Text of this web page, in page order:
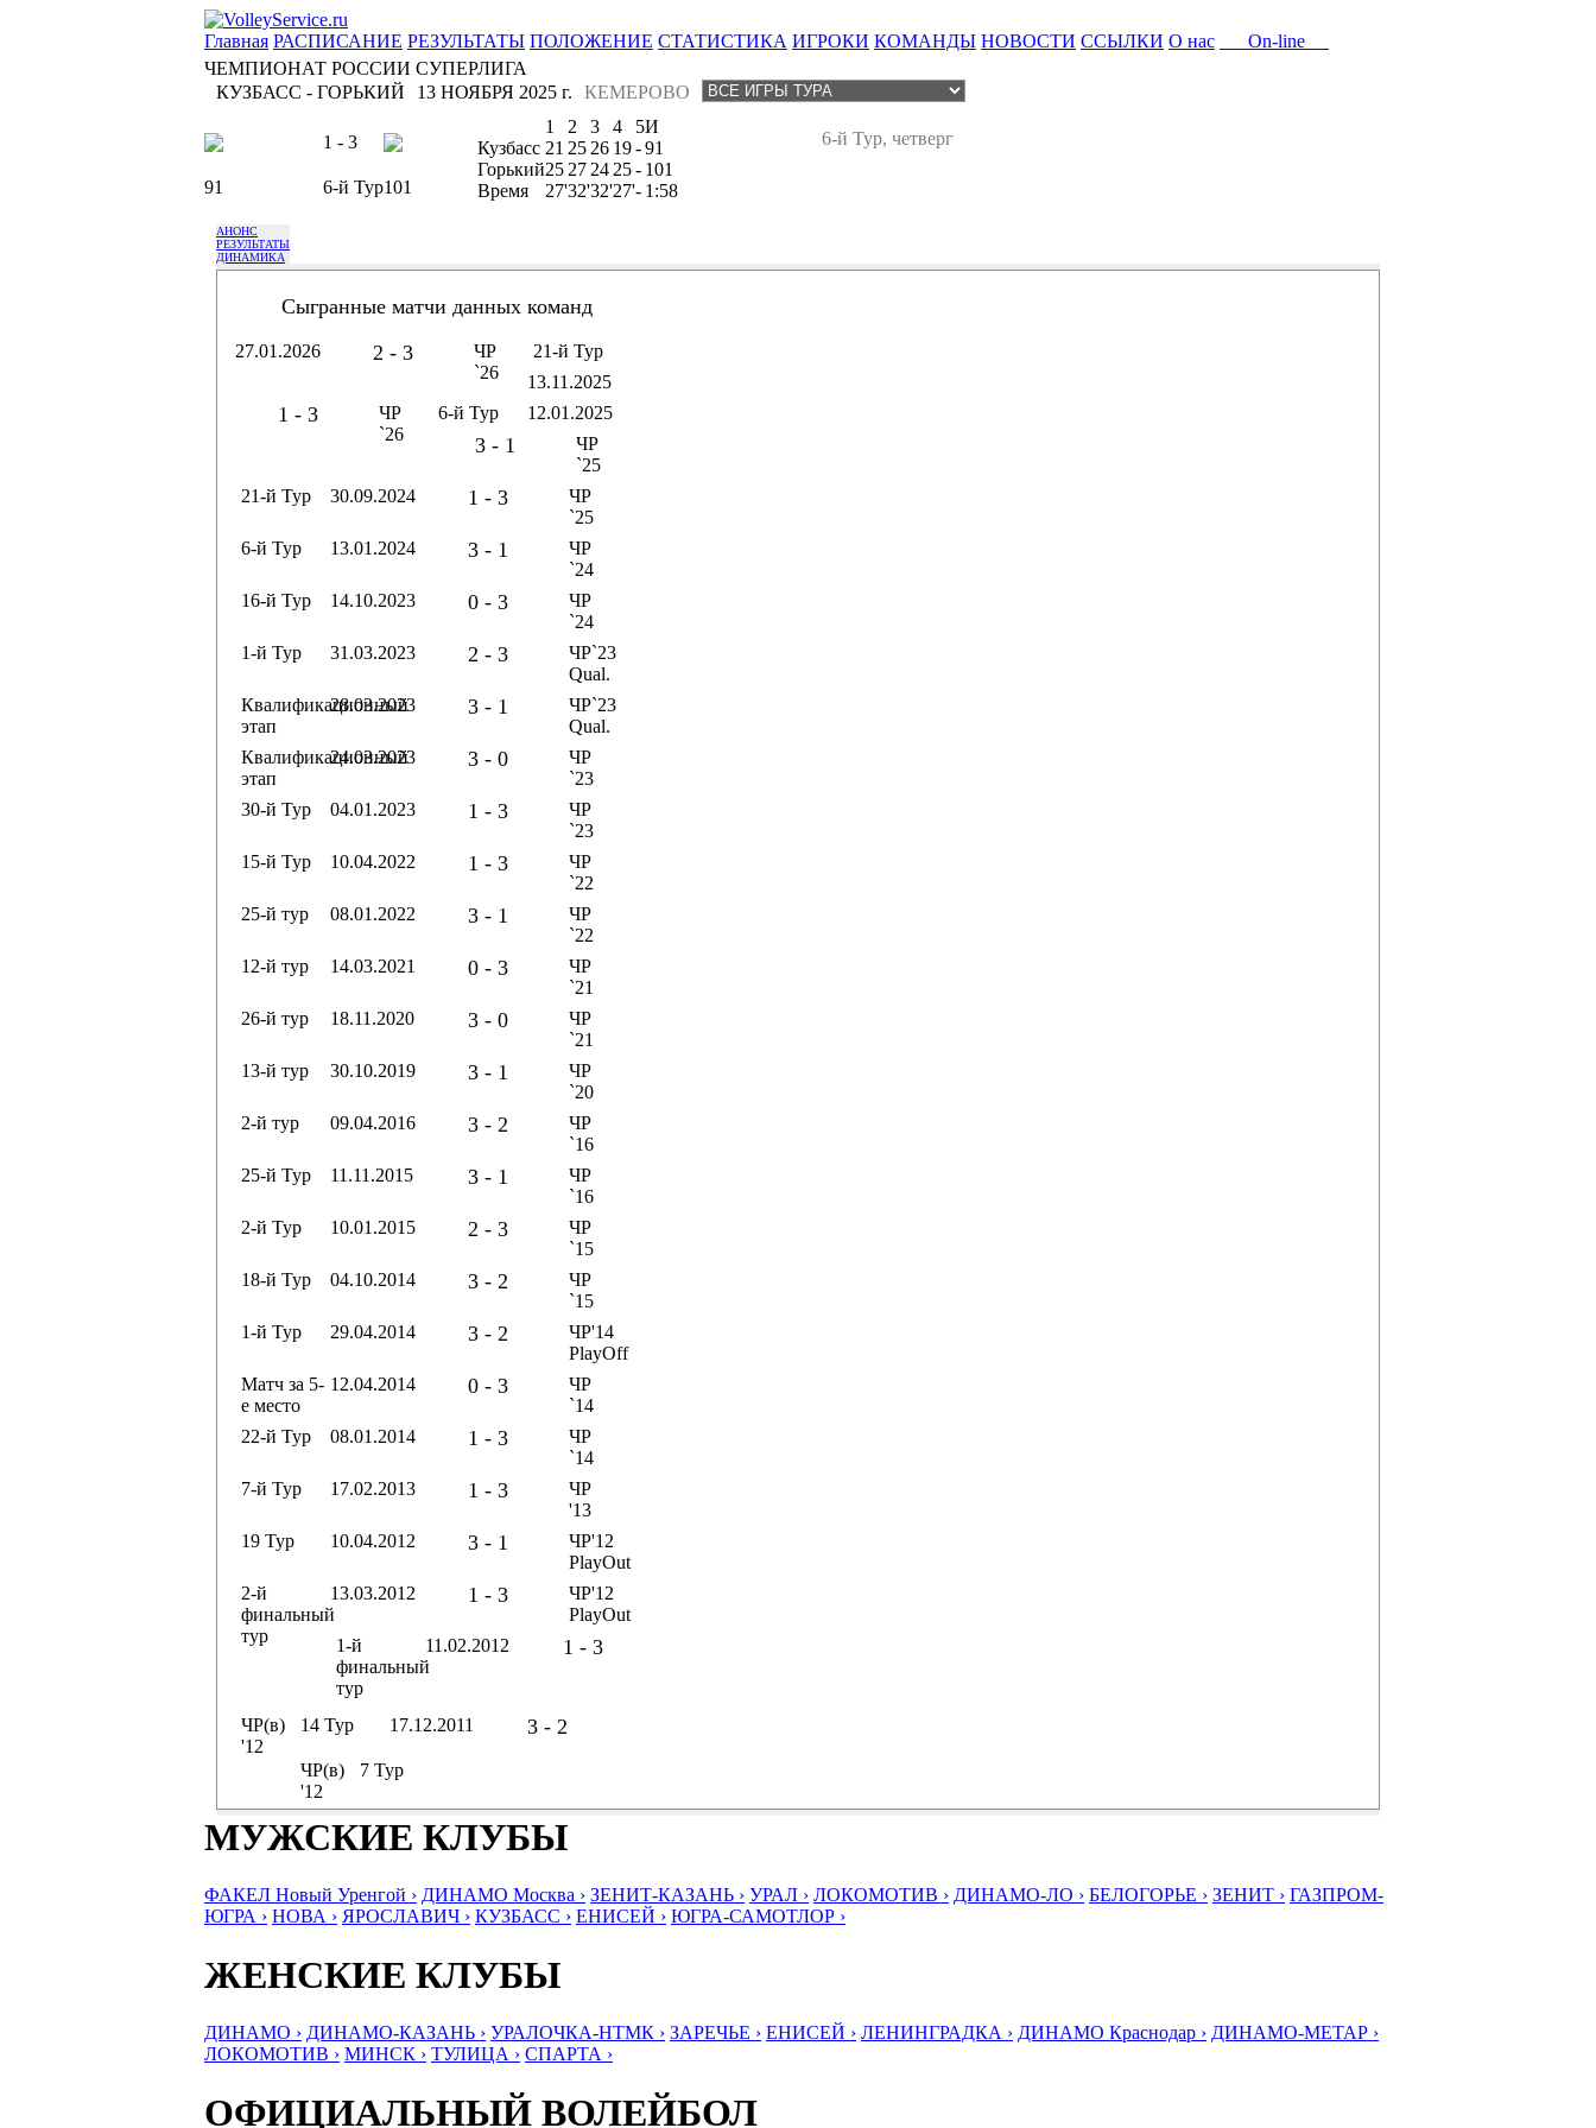
Главная РАСПИСАНИЕ РЕЗУЛЬТАТЫ ПОЛОЖЕНИЕ СТАТИСТИКА ИГРОКИ КОМАНДЫ НОВОСТИ ССЫЛКИ О нас
On-line
ЧЕМПИОНАТ РОССИИ СУПЕРЛИГА
КУЗБАСС - ГОРЬКИЙ
КЕМЕРОВО
13 НОЯБРЯ 2025 г.
1 - 3
91 6-й Тур101
6-й Тур, четверг
1 2 3 4 5И
Кузбасс 21 25 26 19-91
Горький25 27 24 25- 101
Время
27'32'32'27'- 1:58
АНОНС
РЕЗУЛЬТАТЫ
ДИНАМИКА
Сыгранные матчи данных команд
27.01.2026 2 - 3
ЧР
`26
21-й Тур
13.11.2025
1 - 3
ЧР
`26
6-й Тур 12.01.2025
3 - 1
ЧР
`25
21-й Тур
30.09.2024 1 - 3
ЧР
`25
6-й Тур
13.01.2024 3 - 1
ЧР
`24
16-й Тур
14.10.2023 0 - 3
ЧР
`24
1-й Тур
31.03.2023 2 - 3
ЧР`23
Qual.
Квалификационный
этап
28.03.2023 3 - 1
ЧР`23
Qual.
Квалификационный
этап
24.03.2023 3 - 0
ЧР
`23
30-й Тур
04.01.2023 1 - 3
ЧР
`23
15-й Тур
10.04.2022 1 - 3
ЧР
`22
25-й тур
08.01.2022 3 - 1
ЧР
`22
12-й тур
14.03.2021 0 - 3
ЧР
`21
26-й тур
18.11.2020 3 - 0
ЧР
`21
13-й тур
30.10.2019 3 - 1
ЧР
`20
2-й тур
09.04.2016 3 - 2
ЧР
`16
25-й Тур
11.11.2015 3 - 1
ЧР
`16
2-й Тур
10.01.2015 2 - 3
ЧР
`15
18-й Тур
04.10.2014 3 - 2
ЧР
`15
1-й Тур
29.04.2014 3 - 2
ЧР'14
PlayOff
Матч за 5-
е место
12.04.2014 0 - 3
ЧР
`14
22-й Тур
08.01.2014 1 - 3
ЧР
`14
7-й Тур
17.02.2013 1 - 3
ЧР
'13
19 Тур
10.04.2012 3 - 1
ЧР'12
PlayOut
2-й
финальный
тур
13.03.2012 1 - 3
ЧР'12
PlayOut
1-й
финальный
тур
11.02.2012 1 - 3
ЧР(в)
'12
14 Тур 17.12.2011 3 - 2
ЧР(в)
'12
7 Тур
МУЖСКИЕ КЛУБЫ
ФАКЕЛ Новый Уренгой › ДИНАМО Москва › ЗЕНИТ-КАЗАНЬ › УРАЛ › ЛОКОМОТИВ › ДИНАМО-ЛО › БЕЛОГОРЬЕ › ЗЕНИТ › ГАЗПРОМ-
ЮГРА › НОВА › ЯРОСЛАВИЧ › КУЗБАСС › ЕНИСЕЙ › ЮГРА-САМОТЛОР ›
ЖЕНСКИЕ КЛУБЫ
ДИНАМО › ДИНАМО-КАЗАНЬ › УРАЛОЧКА-НТМК › ЗАРЕЧЬЕ › ЕНИСЕЙ › ЛЕНИНГРАДКА › ДИНАМО Краснодар › ДИНАМО-МЕТАР ›
ЛОКОМОТИВ › МИНСК › ТУЛИЦА › СПАРТА ›
ОФИЦИАЛЬНЫЙ ВОЛЕЙБОЛ